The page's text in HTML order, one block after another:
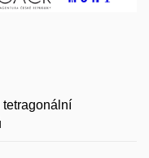
tetragonální